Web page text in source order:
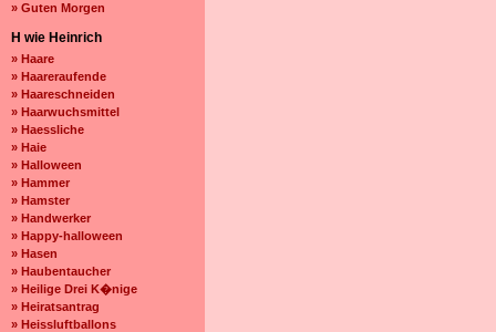
» Guten Morgen
H wie Heinrich
» Haare
» Haareraufende
» Haareschneiden
» Haarwuchsmittel
» Haessliche
» Haie
» Halloween
» Hammer
» Hamster
» Handwerker
» Happy-halloween
» Hasen
» Haubentaucher
» Heilige Drei K�nige
» Heiratsantrag
» Heissluftballons